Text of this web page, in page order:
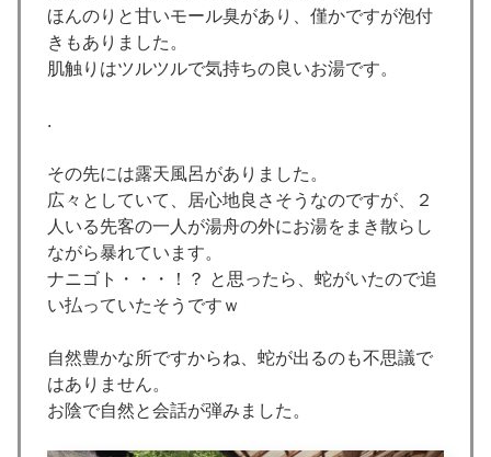
ほんのりと甘いモール臭があり、僅かですが泡付
きもありました。
肌触りはツルツルで気持ちの良いお湯です。
.
その先には露天風呂がありました。
広々としていて、居心地良さそうなのですが、２
人いる先客の一人が湯舟の外にお湯をまき散らし
ながら暴れています。
ナニゴト・・・！？ と思ったら、蛇がいたので追
い払っていたそうですｗ
自然豊かな所ですからね、蛇が出るのも不思議で
はありません。
お陰で自然と会話が弾みました。